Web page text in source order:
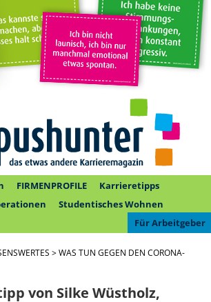
FIRMENPROFILE
Karrieretipps
Studentisches Wohnen
Für Arbeitgeber
> WAS TUN GEGEN DEN CORONA-
von Silke Wüstholz,